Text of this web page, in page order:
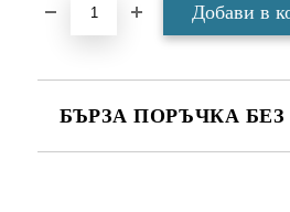
БЪРЗА ПОРЪЧКА